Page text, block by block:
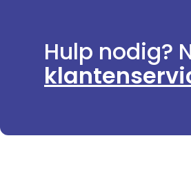
Hulp nodig?